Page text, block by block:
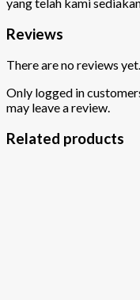
Reviews
There are no reviews yet.
Only logged in
may leave a review.
Related products